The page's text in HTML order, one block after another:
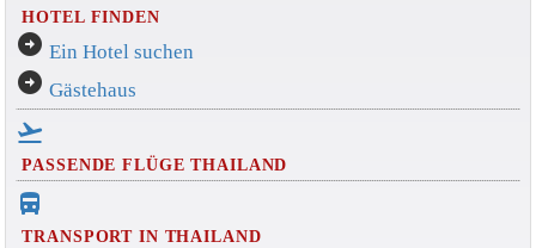
HOTEL FINDEN
arrow_circle_right Ein Hotel suchen
arrow_circle_right Gästehaus
flight_takeoff
PASSENDE FLÜGE THAILAND
directions_bus_filled
TRANSPORT IN THAILAND